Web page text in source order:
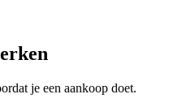
je een aankoop doet.